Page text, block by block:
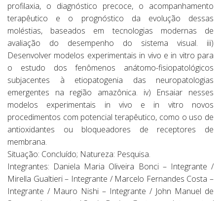
profilaxia, o diagnóstico precoce, o acompanhamento
terapêutico e o prognóstico da evolução dessas
moléstias, baseados em tecnologias modernas de
avaliação do desempenho do sistema visual. iii)
Desenvolver modelos experimentais in vivo e in vitro para
o estudo dos fenômenos anátomo-fisiopatológicos
subjacentes à etiopatogenia das neuropatologias
emergentes na região amazônica. iv) Ensaiar nesses
modelos experimentais in vivo e in vitro novos
procedimentos com potencial terapêutico, como o uso de
antioxidantes ou bloqueadores de receptores de
membrana.
Situação: Concluído; Natureza: Pesquisa.
Integrantes: Daniela Maria Oliveira Bonci – Integrante /
Mirella Gualtieri – Integrante / Marcelo Fernandes Costa –
Integrante / Mauro Nishi – Integrante / John Manuel de